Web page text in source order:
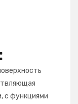
с функциями